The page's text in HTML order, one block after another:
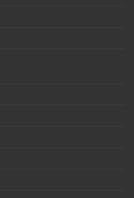
案内】躍進を呼び込む縁起物─2026
開始
】「日本画の巨匠たち」新作5アイテ